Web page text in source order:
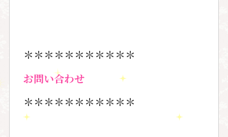
＊＊＊＊＊＊＊＊＊＊＊
お問い合わせ
＊＊＊＊＊＊＊＊＊＊＊